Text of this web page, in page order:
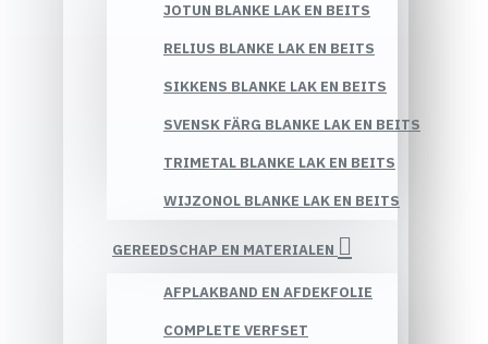
JOTUN BLANKE LAK EN BEITS
RELIUS BLANKE LAK EN BEITS
SIKKENS BLANKE LAK EN BEITS
SVENSK FÄRG BLANKE LAK EN BEITS
TRIMETAL BLANKE LAK EN BEITS
WIJZONOL BLANKE LAK EN BEITS
GEREEDSCHAP EN MATERIALEN
AFPLAKBAND EN AFDEKFOLIE
COMPLETE VERFSET